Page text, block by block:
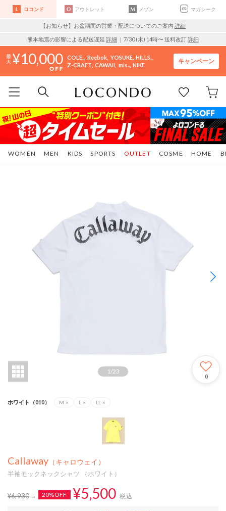
ロコンド アウトレット メゾン マガシーク
【お知らせ】お盆期間の営業・配送についてのご案内 詳細
熊本地震の影響による配送遅延 詳細 ｜7/30 (木) 14時〜 送料改訂詳細
10,000 COLE.. Reebok YOSUKE HILLS..
Z-CRAFT CAWAII mis.. NIKE
キャンペーン
WOMEN MEN KIDS SPORTS COSME HOME
OUTLET
1 /23
0
ホワイト（010） M × L × LL ×
Callaway （キャロウェイ）
半袖モックネックシャツ （ホワイト）
¥6,930 20%OFF ¥5,500 税込